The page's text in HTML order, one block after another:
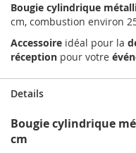
Bougie cylindrique
cm, combustion environ
Accessoire idéal pour la
réception pour votre
Details
Bougie cylindrique
cm